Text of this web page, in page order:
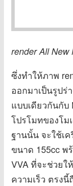
render All New
ซึ่งทำให้ภาพ
ออกมาเป็นรูป
แบบเดียวกันกับ
โปรโมทของโม
ฐานนั้น จะใช้เ
ขนาด 155cc พ
VVA ที่จะช่วยใ
ความเร็ว ตรง